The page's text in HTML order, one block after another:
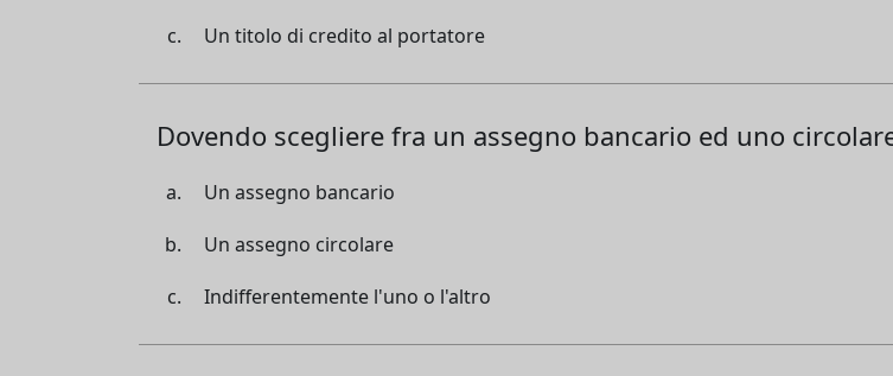
Un titolo di credito al portatore
Dovendo scegliere fra un assegno bancario ed uno
Un assegno bancario
Un assegno circolare
Indifferentemente l'uno o l'altro